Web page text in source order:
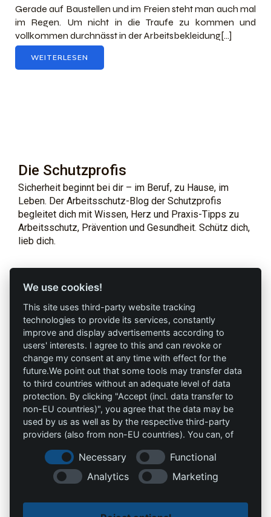
Gerade auf Baustellen und im Freien steht man auch mal
im Regen. Um nicht in die Traufe zu kommen und
vollkommen durchnässt in der Arbeitsbekleidung[…]
WEITERLESEN
Die Schutzprofis
Sicherheit beginnt bei dir – im Beruf, zu Hause, im
Leben. Der Arbeitsschutz-Blog der Schutzprofis
begleitet dich mit Wissen, Herz und Praxis-Tipps zu
Arbeitsschutz, Prävention und Gesundheit. Schütz dich,
lieb dich.
Profi-Marken
AAV Arbeitsschutz
GmbH
Allprotec® Just work
safe
Omniprotect –
Onlineshop
Marketing
AGB`s
Datenschutz
Impressum
Kontakt
info@die-schutzprofis.de
We use cookies!
This site uses third-party website tracking
technologies to provide its services, constantly
improve and display advertisements according to
users' interests. I agree to this and can revoke or
change my consent at any time with effect for the
future.We point out that some tools may transfer data
to third countries without an adequate level of data
protection. By clicking "Accept (incl. data transfer to
non-EU countries)", you agree that the data may be
used by us as well as by the respective third-party
providers (also from non-EU countries). You can, of
Necessary
Functional
Analytics
Marketing